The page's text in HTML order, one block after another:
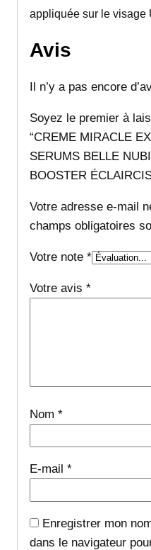
appliquée sur le visage
Avis
Il n’y a pas encore
Soyez le premier à
“CREME MIRACLE
SERUMS BELLE
BOOSTER
Votre adresse e-mail
champs obligatoires
Votre note *
Votre avis *
Nom *
E-mail *
Enregistrer mon
dans le navigateur